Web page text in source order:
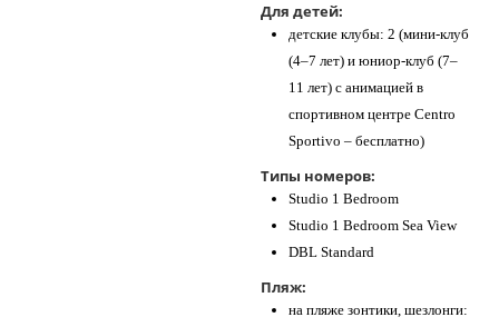
Для детей:
детские клубы: 2 (мини-клуб
(4–7 лет) и юниор-клуб (7–
11 лет) с анимацией в
спортивном центре Centro
Sportivo – бесплатно)
Типы номеров:
Studio 1 Bedroom
Studio 1 Bedroom Sea View
DBL Standard
Пляж:
на пляже зонтики, шезлонги: